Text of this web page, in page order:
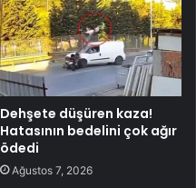
Dehşete düşüren kaza!
Hatasının bedelini çok ağır
ödedi
Ağustos 7, 2026